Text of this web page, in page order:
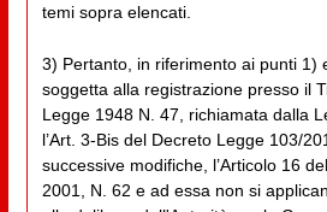
temi sopra elencati.
3) Pertanto, in riferimento ai punti 1)
soggetta alla registrazione presso il
Legge 1948 N. 47, richiamata dalla
l’Art. 3-Bis del Decreto Legge 103/
successive modifiche, l’Articolo 16
2001, N. 62 e ad essa non si